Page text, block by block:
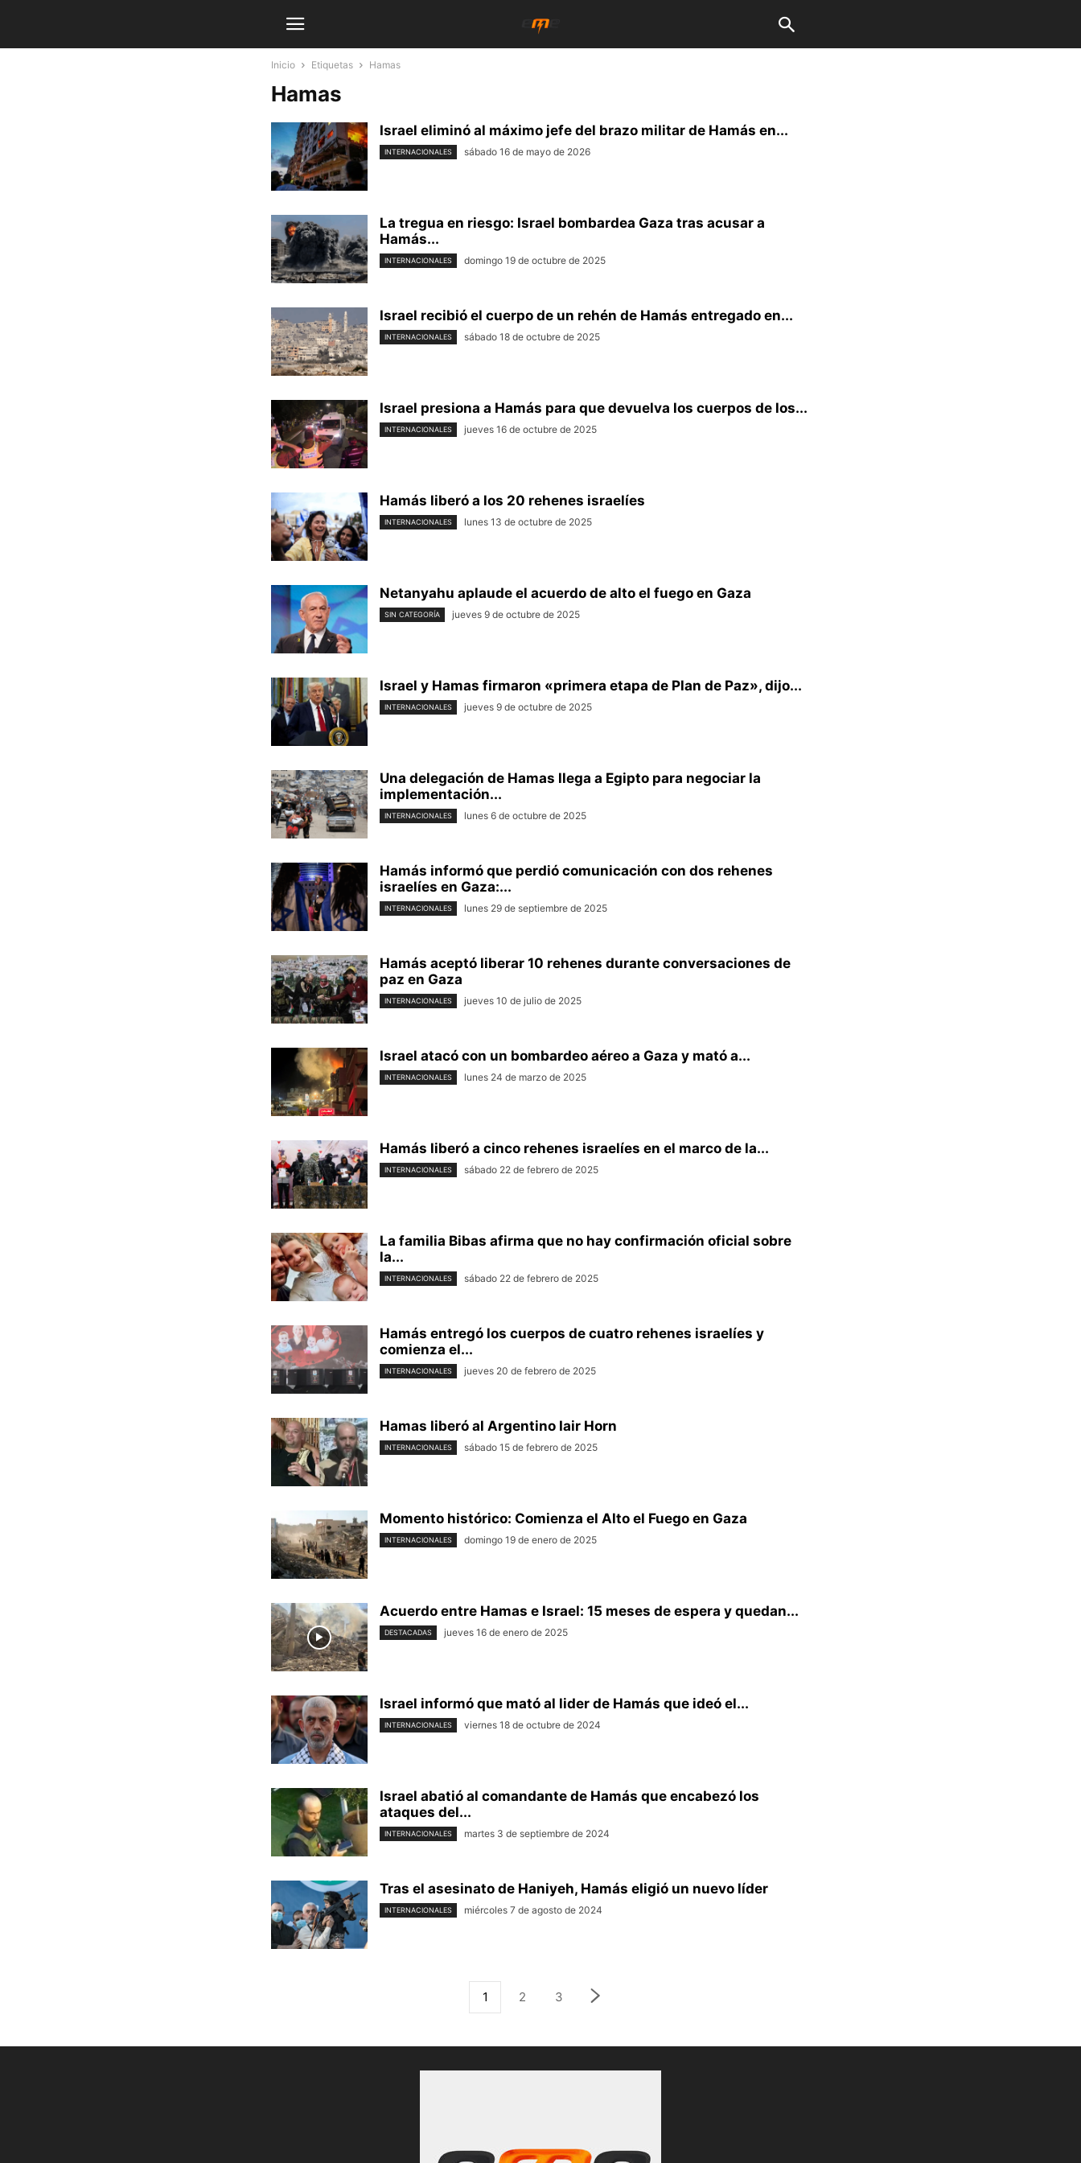
Inicio Etiquetas Hamas
Hamas
Israel eliminó al máximo jefe del brazo militar de Hamás en...
INTERNACIONALES sábado 16 de mayo de 2026
La tregua en riesgo: Israel bombardea Gaza tras acusar a
Hamás...
INTERNACIONALES domingo 19 de octubre de 2025
Israel recibió el cuerpo de un rehén de Hamás entregado en...
INTERNACIONALES sábado 18 de octubre de 2025
Israel presiona a Hamás para que devuelva los cuerpos de los...
INTERNACIONALES jueves 16 de octubre de 2025
Hamás liberó a los 20 rehenes israelíes
INTERNACIONALES lunes 13 de octubre de 2025
Netanyahu aplaude el acuerdo de alto el fuego en Gaza
SIN CATEGORÍA jueves 9 de octubre de 2025
Israel y Hamas firmaron «primera etapa de Plan de Paz», dijo...
INTERNACIONALES jueves 9 de octubre de 2025
Una delegación de Hamas llega a Egipto para negociar la
implementación...
INTERNACIONALES lunes 6 de octubre de 2025
Hamás informó que perdió comunicación con dos rehenes
israelíes en Gaza:...
INTERNACIONALES lunes 29 de septiembre de 2025
Hamás aceptó liberar 10 rehenes durante conversaciones de
paz en Gaza
INTERNACIONALES jueves 10 de julio de 2025
Israel atacó con un bombardeo aéreo a Gaza y mató a...
INTERNACIONALES lunes 24 de marzo de 2025
Hamás liberó a cinco rehenes israelíes en el marco de la...
INTERNACIONALES sábado 22 de febrero de 2025
La familia Bibas afirma que no hay confirmación oficial sobre
la...
INTERNACIONALES sábado 22 de febrero de 2025
Hamás entregó los cuerpos de cuatro rehenes israelíes y
comienza el...
INTERNACIONALES jueves 20 de febrero de 2025
Hamas liberó al Argentino Iair Horn
INTERNACIONALES sábado 15 de febrero de 2025
Momento histórico: Comienza el Alto el Fuego en Gaza
INTERNACIONALES domingo 19 de enero de 2025
Acuerdo entre Hamas e Israel: 15 meses de espera y quedan...
DESTACADAS jueves 16 de enero de 2025
Israel informó que mató al lider de Hamás que ideó el...
INTERNACIONALES viernes 18 de octubre de 2024
Israel abatió al comandante de Hamás que encabezó los
ataques del...
INTERNACIONALES martes 3 de septiembre de 2024
Tras el asesinato de Haniyeh, Hamás eligió un nuevo líder
INTERNACIONALES miércoles 7 de agosto de 2024
1 2 3